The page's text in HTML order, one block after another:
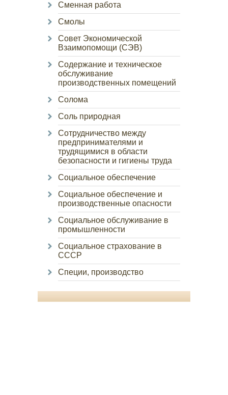
Сменная работа
Смолы
Совет Экономической
Взаимопомощи (СЭВ)
Содержание и техническое
обслуживание
производственных помещений
Солома
Соль природная
Сотрудничество между
предпринимателями и
трудящимися в области
безопасности и гигиены труда
Социальное обеспечение
Социальное обеспечение и
производственные опасности
Социальное обслуживание в
промышленности
Социальное страхование в
СССР
Специи, производство